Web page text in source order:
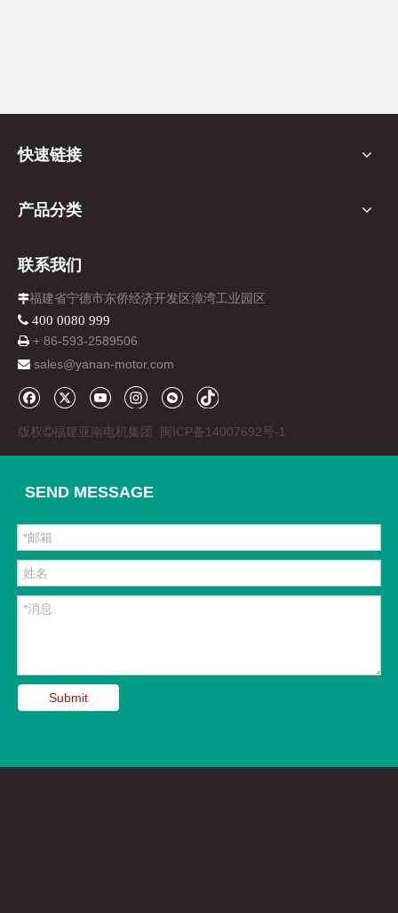
快速链接
产品分类
联系我们
福建省宁德市东侨经济开发区漳湾工业园区
 400 0080 999
 + 86-593-2589506
 sales@yanan-motor.com
版权福建亚南电机集团 闽ICP备14007692号-1
SEND MESSAGE
Submit